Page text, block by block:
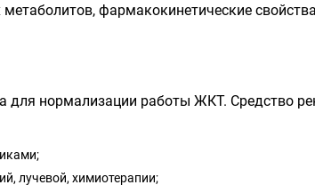
фармакокинетические
для нормализации работы ЖКТ. Средство
лучевой, химиотерапии;